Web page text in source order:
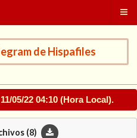
de Hispafiles
11/05/22 04:10(Hora Local).
(8)